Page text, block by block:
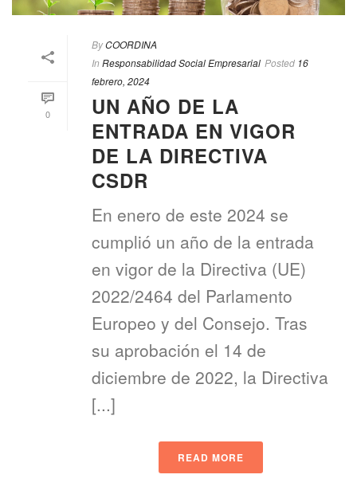
0
ByCOORDINA
In Responsabilidad Social Empresarial Posted 16
febrero, 2024
UN AÑO DE LA
ENTRADA EN VIGOR
DE LA DIRECTIVA
CSDR
En enero de este 2024 se
cumplió un año de la entrada
en vigor de la Directiva (UE)
2022/2464 del Parlamento
Europeo y del Consejo. Tras
su aprobación el 14 de
diciembre de 2022, la Directiva
[...]
READ MORE